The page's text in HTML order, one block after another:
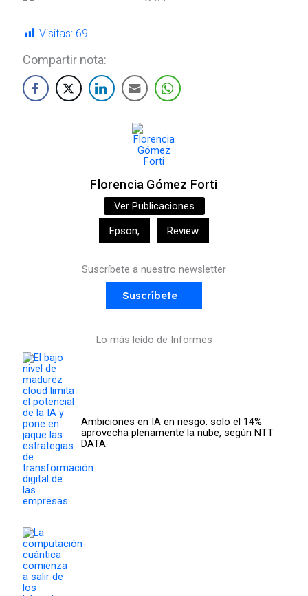
Visitas: 69
Compartir nota:
Florencia Gómez Forti
Ver Publicaciones
Epson, Review
Suscríbete a nuestro newsletter
Suscríbete
Lo más leído de Informes
Ambiciones en IA en riesgo: solo el 14%
aprovecha plenamente la nube, según NTT
DATA